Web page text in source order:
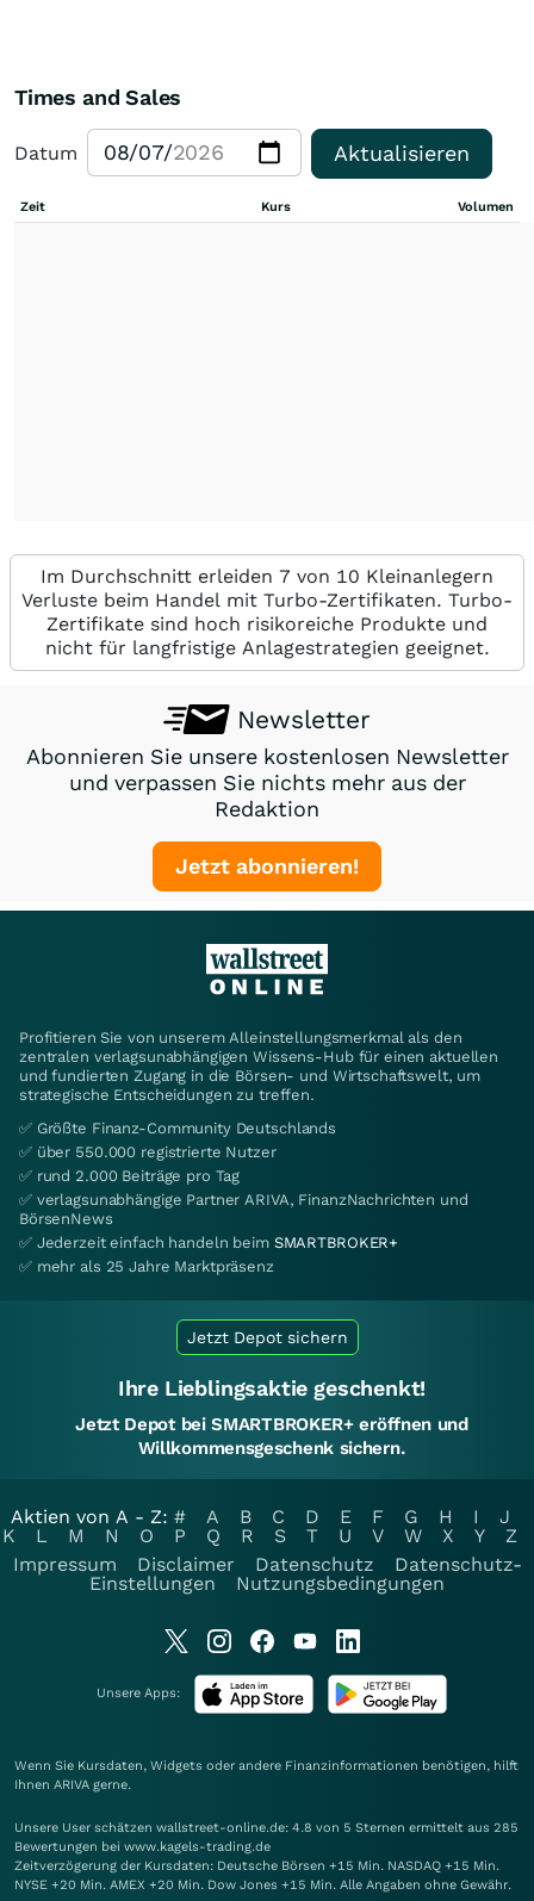
Times and Sales
Datum Aktualisieren
Zeit Kurs Volumen
Im Durchschnitt erleiden 7 von 10 Kleinanlegern
Verluste beim Handel mit Turbo-Zertifikaten. Turbo-
Zertifikate sind hoch risikoreiche Produkte und
nicht für langfristige Anlagestrategien geeignet.
Newsletter
Abonnieren Sie unsere kostenlosen Newsletter
und verpassen Sie nichts mehr aus der
Redaktion
Jetzt abonnieren!
Profitieren Sie von unserem Alleinstellungsmerkmal als den
zentralen verlagsunabhängigen Wissens-Hub für einen aktuellen
und fundierten Zugang in die Börsen- und Wirtschaftswelt, um
strategische Entscheidungen zu treffen.
✅ Größte Finanz-Community Deutschlands
✅ über 550.000 registrierte Nutzer
✅ rund 2.000 Beiträge pro Tag
✅ verlagsunabhängige Partner ARIVA, FinanzNachrichten und
BörsenNews
✅ Jederzeit einfach handeln beim SMARTBROKER+
✅ mehr als 25 Jahre Marktpräsenz
Jetzt Depot sichern
Ihre Lieblingsaktie geschenkt!
Jetzt Depot bei SMARTBROKER+ eröffnen und
Willkommensgeschenk sichern.
Aktien von A - Z: # A B C D E F G H I
J
K
L M N O P Q R S T U V W X Y
Z
Impressum
Disclaimer Datenschutz
Datenschutz-
Einstellungen
Nutzungsbedingungen
Unsere Apps:
Wenn Sie Kursdaten, Widgets oder andere Finanzinformationen benötigen, hilft
Ihnen ARIVA gerne.
Unsere User schätzen wallstreet-online.de: 4.8 von 5 Sternen ermittelt aus 285
Bewertungen bei www.kagels-trading.de
Zeitverzögerung der Kursdaten: Deutsche Börsen +15 Min. NASDAQ +15 Min.
NYSE +20 Min. AMEX +20 Min. Dow Jones +15 Min. Alle Angaben ohne Gewähr.